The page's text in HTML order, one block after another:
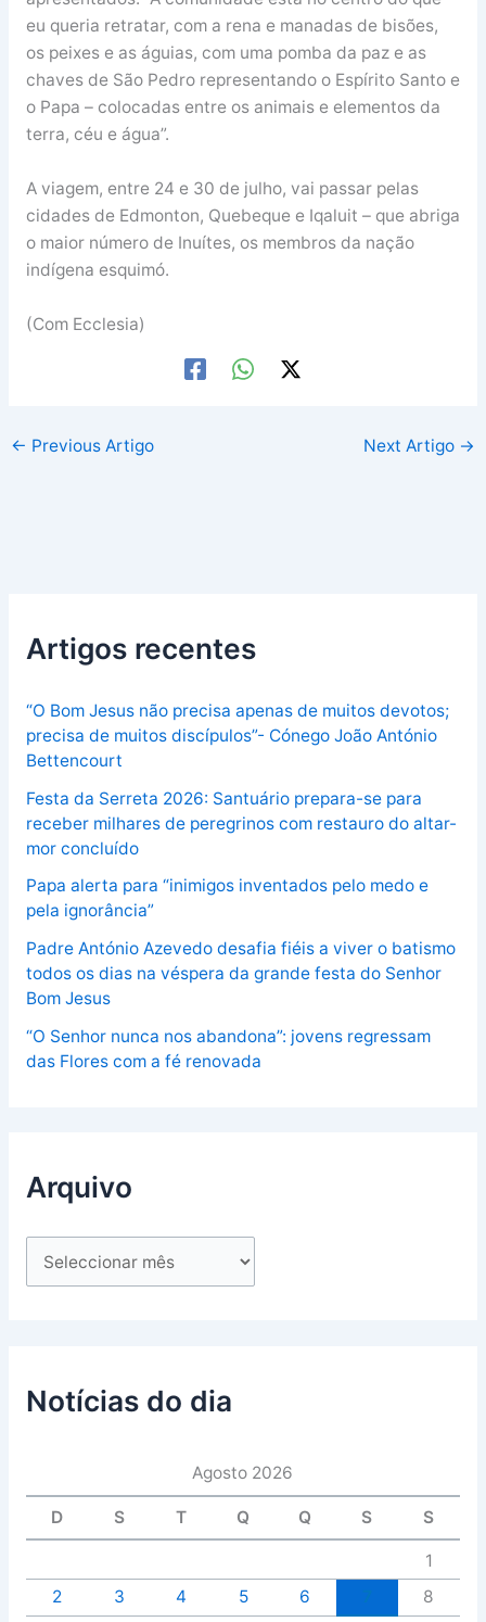
eu queria retratar, com a rena e manadas de bisões,
os peixes e as águias, com uma pomba da paz e as
chaves de São Pedro representando o Espírito Santo e
o Papa – colocadas entre os animais e elementos da
terra, céu e água”.
A viagem, entre 24 e 30 de julho, vai passar pelas
cidades de Edmonton, Quebeque e Iqaluit – que abriga
o maior número de Inuítes, os membros da nação
indígena esquimó.
(Com Ecclesia)
← Previous Artigo Next Artigo →
Artigos recentes
“O Bom Jesus não precisa apenas de muitos devotos;
precisa de muitos discípulos”- Cónego João António
Bettencourt
Festa da Serreta 2026: Santuário prepara-se para
receber milhares de peregrinos com restauro do altar-
mor concluído
Papa alerta para “inimigos inventados pelo medo e
pela ignorância”
Padre António Azevedo desafia fiéis a viver o batismo
todos os dias na véspera da grande festa do Senhor
Bom Jesus
“O Senhor nunca nos abandona”: jovens regressam
das Flores com a fé renovada
Arquivo
Notícias do dia
Agosto 2026
D S T Q Q S S
1
2
3 4 5 6
8